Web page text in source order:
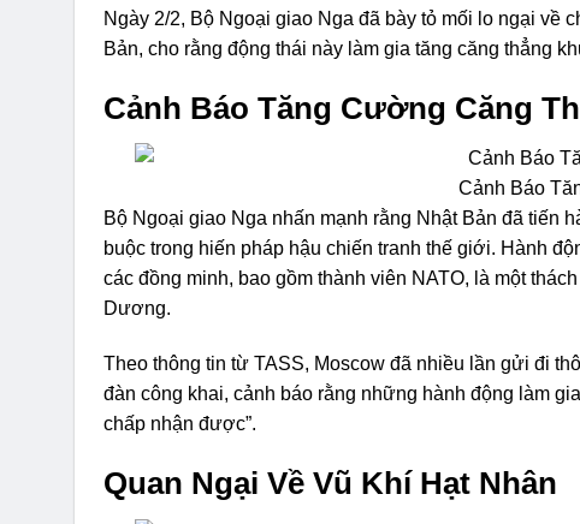
Ngày 2/2, Bộ Ngoại giao Nga đã bày tỏ mối lo ngại về
Bản, cho rằng động thái này làm gia tăng căng thẳng
Cảnh Báo Tăng Cường Căng
Cảnh Báo
Bộ Ngoại giao Nga nhấn mạnh rằng Nhật Bản đã tiến
buộc trong hiến pháp hậu chiến tranh thế giới. Hành
các đồng minh, bao gồm thành viên NATO, là một
Dương.
Theo thông tin từ TASS, Moscow đã nhiều lần gửi đi
đàn công khai, cảnh báo rằng những hành động làm
chấp nhận được”.
Quan Ngại Về Vũ Khí Hạt Nhân